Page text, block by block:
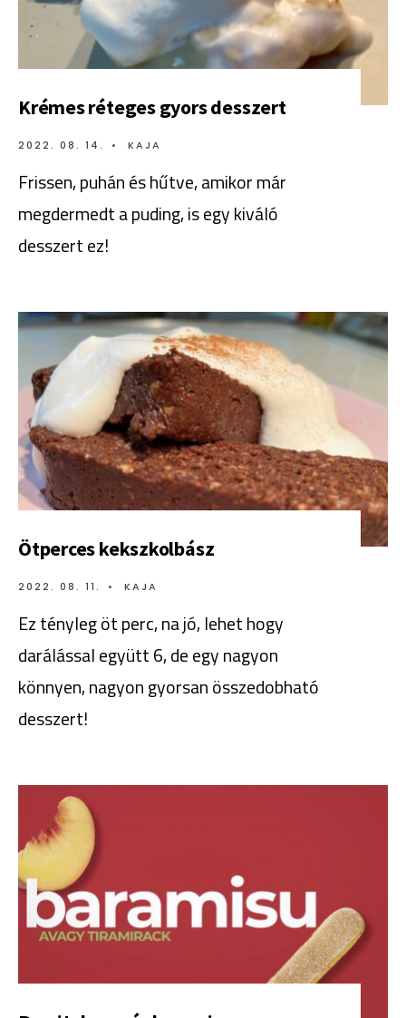
Krémes réteges gyors desszert
2022. 08. 14. • KAJA
Frissen, puhán és hűtve, amikor már
megdermedt a puding, is egy kiváló
desszert ez!
Ötperces kekszkolbász
2022. 08. 11. • KAJA
Ez tényleg öt perc, na jó, lehet hogy
darálással együtt 6, de egy nagyon
könnyen, nagyon gyorsan összedobható
desszert!